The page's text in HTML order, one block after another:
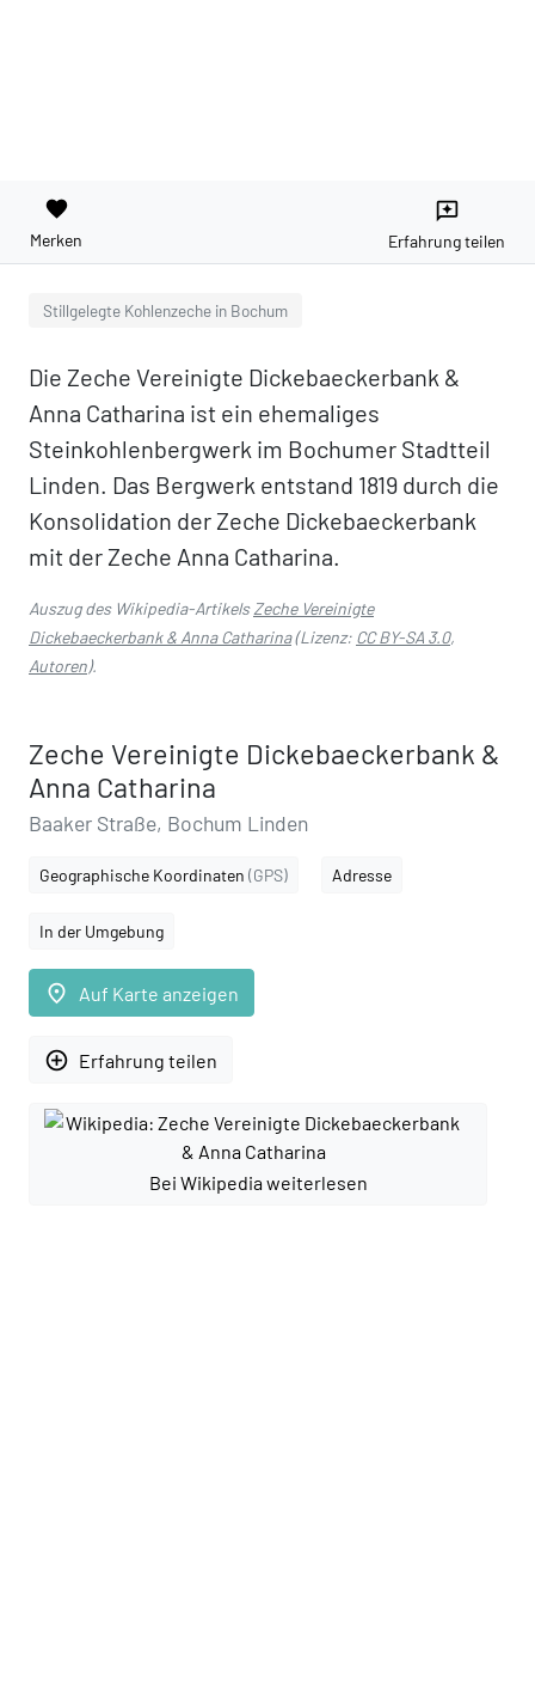
favorite
Merken
reviews
Erfahrung teilen
Stillgelegte Kohlenzeche in Bochum
Die Zeche Vereinigte Dickebaeckerbank &
Anna Catharina ist ein ehemaliges
Steinkohlenbergwerk im Bochumer Stadtteil
Linden. Das Bergwerk entstand 1819 durch die
Konsolidation der Zeche Dickebaeckerbank
mit der Zeche Anna Catharina.
Auszug des Wikipedia-ArtikelsZeche Vereinigte
Dickebaeckerbank & Anna Catharina(Lizenz: CC BY-SA 3.0,
Autoren).
Zeche Vereinigte Dickebaeckerbank &
Anna Catharina
Baaker Straße, Bochum Linden
Geographische Koordinaten (GPS) Adresse
In der Umgebung
place Auf Karte anzeigen
add_circle_outline Erfahrung teilen
Bei Wikipedia weiterlesen